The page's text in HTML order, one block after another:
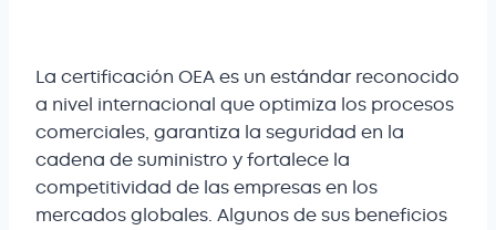
La certificación OEA es un estándar reconocido
a nivel internacional que optimiza los procesos
comerciales, garantiza la seguridad en la
cadena de suministro y fortalece la
competitividad de las empresas en los
mercados globales. Algunos de sus beneficios